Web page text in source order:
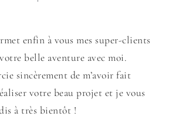
enfin à vous mes super-clients
belle aventure avec moi.
sincèrement de m’avoir fait
votre beau projet et je vous
à très bientôt !